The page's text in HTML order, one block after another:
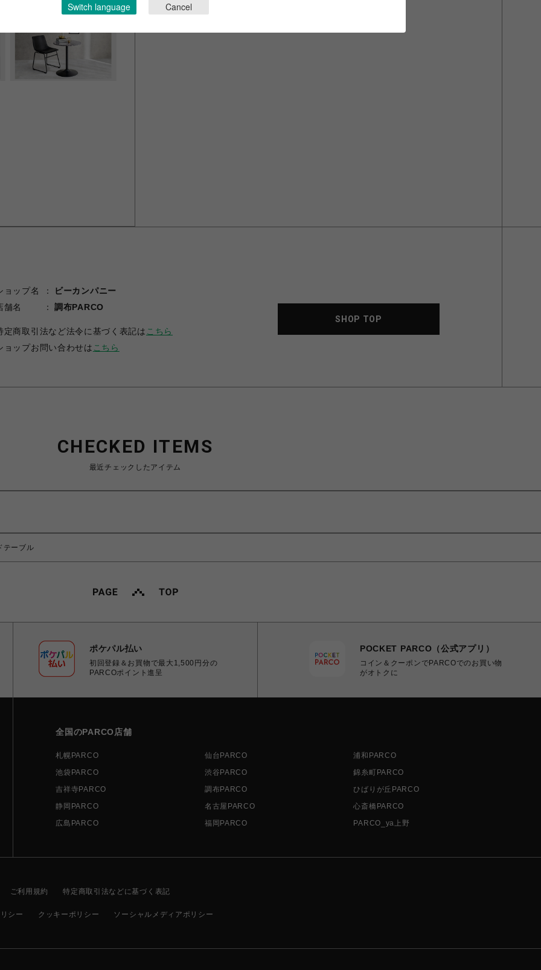
ョップ名
ビーカンパニー
舗名
調布PARCO
定商取引法など法令に基づく表記は こちら
ョップお問い合わせは こちら
SHOP TOP
CHECKED ITEMS
最近チェックしたアイテム
テーブル
ポケパル払い
初回登録＆お買物で最大1,500円分の
PARCOポイント進呈
POCKET PARCO（公式アプリ）
コイン＆クーポンでPARCOでのお買い物
がオトクに
全国のPARCO店舗
札幌PARCO 仙台PARCO
浦和PARCO
池袋PARCO
渋谷PARCO
錦糸町PARCO
吉祥寺PARCO
調布PARCO
ひばりが丘PARCO
静岡PARCO
名古屋PARCO
心斎橋PARCO
広島PARCO
福岡PARCO PARCO_ya上野
ご利用規約 特定商取引法などに基づく表記
シー クッキーポリシー ソーシャルメディアポリシー
Switch language Cancel